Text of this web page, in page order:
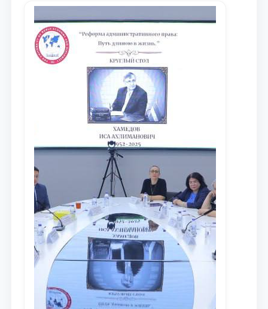
доведения до международного
сообщества результатов реформ и
исследований в сфере
противодействия коррупции